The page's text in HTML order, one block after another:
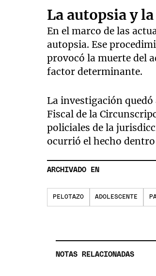
La autopsia y
En el marco de las
autopsia. Ese
provocó la muerte del
factor determinante.
La investigación
Fiscal de la
policiales de la
ocurrió el hecho
ARCHIVADO EN
PELOTAZO ADOLESCENTE
NOTAS RELACIONADAS